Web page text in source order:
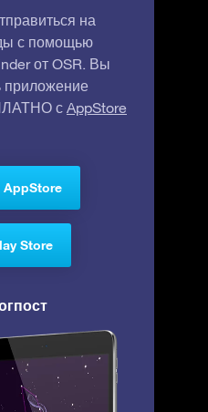
на
с помощью
от OSR. Вы
приложение
с AppStore
AppStore
Store